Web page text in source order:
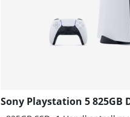
Sony Playstation 5 825GB